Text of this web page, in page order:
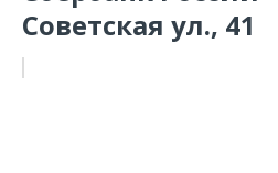
Советская ул., 41